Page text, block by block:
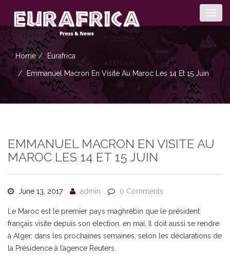
Home Eurafrica
Emmanuel Macron En Visite Au Maroc Les 14 Et 15 Juin
EMMANUEL MACRON EN VISITE AU
MAROC LES 14 ET 15 JUIN
June 13, 2017 admin 0 Comments
Le Maroc est le premier pays maghrébin que le président
français visite depuis son élection, en mai. Il doit aussi se rendre
à Alger, dans les prochaines semaines, selon les déclarations de
la Présidence à l’agence Reuters.